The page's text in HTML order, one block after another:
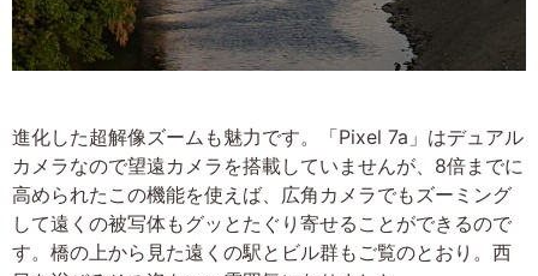
進化した超解像ズームも魅力です。「Pixel 7a」はデュアル
カメラなので望遠カメラを搭載していませんが、8倍までに
高められたこの機能を使えば、広角カメラでもズーミング
して遠くの被写体もグッとたぐり寄せることができるので
す。橋の上から見た遠くの駅とビル群もご覧のとおり。西